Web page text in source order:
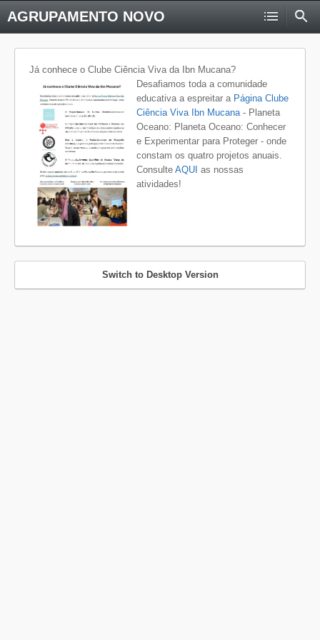
AGRUPAMENTO NOVO
Já conhece o Clube Ciência Viva da Ibn Mucana?
Desafiamos toda a comunidade
educativa a espreitar aPágina Clube
Ciência Viva Ibn Mucana- Planeta
Oceano: Planeta Oceano: Conhecer
e Experimentar para Proteger - onde
constam os quatro projetos anuais.
Consulte AQUI as nossas
atividades!
Switch to Desktop Version